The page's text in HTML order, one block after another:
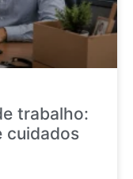
trabalho:
cuidados